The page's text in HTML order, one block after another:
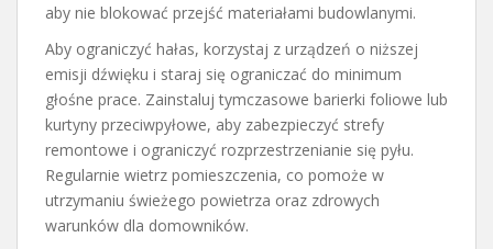
aby nie blokować przejść materiałami budowlanymi.
Aby ograniczyć hałas, korzystaj z urządzeń o niższej
emisji dźwięku i staraj się ograniczać do minimum
głośne prace. Zainstaluj tymczasowe barierki foliowe lub
kurtyny przeciwpyłowe, aby zabezpieczyć strefy
remontowe i ograniczyć rozprzestrzenianie się pyłu.
Regularnie wietrz pomieszczenia, co pomoże w
utrzymaniu świeżego powietrza oraz zdrowych
warunków dla domowników.